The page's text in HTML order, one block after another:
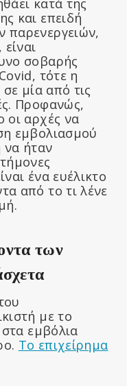
και επειδή
παρενεργειών,
σοβαρής
τότε η
σε μία από τις
Προφανώς,
οι αρχές να
εμβολιασμού
να ήταν
ένα ευέλικτο
από το τι λένε
των
με το
στα εμβόλια
Το επιχείρημα